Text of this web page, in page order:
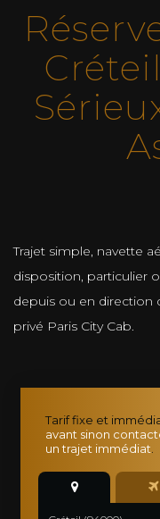
Trajet simple, navette
disposition, particulier
depuis ou en direction
privé Paris City Cab.
Tarif fixe et
avant sinon
un trajet immédiat